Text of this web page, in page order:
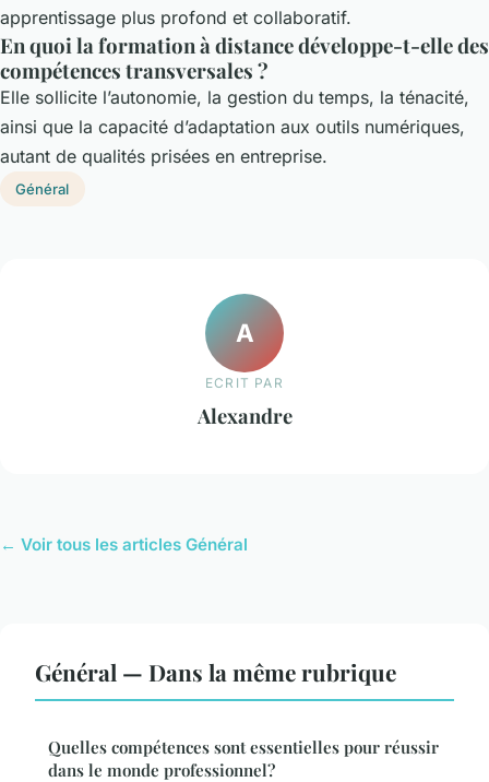
apprentissage plus profond et collaboratif.
En quoi la formation à distance développe-t-elle des
compétences transversales ?
Elle sollicite l’autonomie, la gestion du temps, la ténacité,
ainsi que la capacité d’adaptation aux outils numériques,
autant de qualités prisées en entreprise.
Général
A
ECRIT PAR
Alexandre
← Voir tous les articles Général
Général — Dans la même rubrique
Quelles compétences sont essentielles pour réussir
dans le monde professionnel?